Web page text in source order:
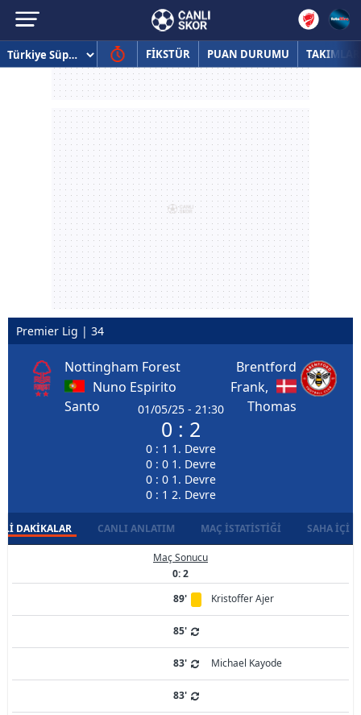
FİKSTÜR PUAN DURUMU TAKIMLAR
Premier Lig | 34
Nottingham Forest
Nuno Espirito
Santo
01/05/25 - 21:30
0 : 2
0 : 1 1. Devre
0 : 0 1. Devre
0 : 0 1. Devre
0 : 1 2. Devre
Brentford
Frank,
Thomas
DAKIKALAR CANLI ANLATIM MAÇ İSTATISTIĞI SAHA İÇI
Maç Sonucu
0: 2
89'
Kristoffer Ajer
85'
83' Michael Kayode
83'